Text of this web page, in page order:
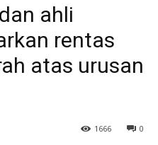
ahli
rentas
atas urusan
0
1666